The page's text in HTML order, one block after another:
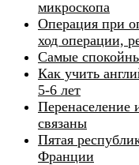
микроскопа
Операция при
ход операции,
Самые
Как учить
5-6 лет
Перенаселение
связаны
Пятая
Франции